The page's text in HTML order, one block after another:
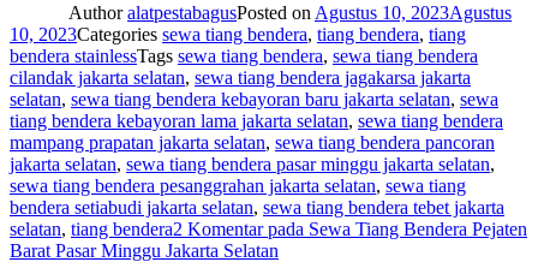
AuthoralatpestabagusPosted on Agustus 10, 2023Agustus
10, 2023Categories sewa tiang bendera, tiang bendera, tiang
bendera stainlessTags sewa tiang bendera, sewa tiang bendera
cilandak jakarta selatan, sewa tiang bendera jagakarsa jakarta
selatan, sewa tiang bendera kebayoran baru jakarta selatan, sewa
tiang bendera kebayoran lama jakarta selatan, sewa tiang bendera
mampang prapatan jakarta selatan, sewa tiang bendera pancoran
jakarta selatan, sewa tiang bendera pasar minggu jakarta selatan,
sewa tiang bendera pesanggrahan jakarta selatan, sewa tiang
bendera setiabudi jakarta selatan, sewa tiang bendera tebet jakarta
selatan, tiang bendera2 Komentarpada Sewa Tiang Bendera Pejaten
Barat Pasar Minggu Jakarta Selatan